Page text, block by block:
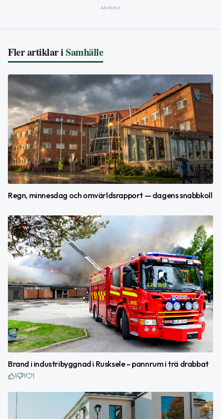
ANNONS
Fler artiklar iSamhälle
Regn, minnesdag och omvärldsrapport — dagens snabbkoll
Brand i industribyggnad i Rusksele – pannrum i trä drabbat
1 1 1